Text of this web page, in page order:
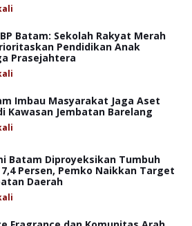
Batam: Sekolah Rakyat Merah
Pendidikan Anak
Prasejahtera
Imbau Masyarakat Jaga Aset
Kawasan Jembatan Barelang
Batam Diproyeksikan Tumbuh
Persen, Pemko Naikkan Target
Daerah